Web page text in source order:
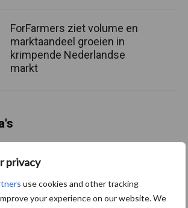
privacy
use cookies and other tracking
your experience on our website. We
ForFarmers ziet volume en
marktaandeel groeien in
krimpende Nederlandse
markt
Bemesting